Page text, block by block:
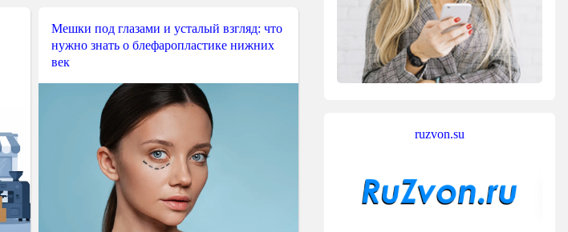
Мешки под глазами и усталый взгляд: что
нужно знать о блефаропластике нижних
век
ruzvon.su